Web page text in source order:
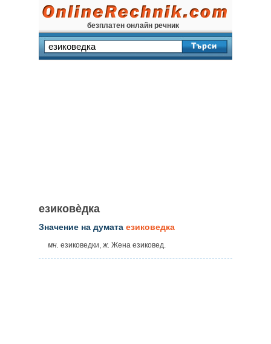
безплатен онлайн речник
езиковѐдка
Значение на думата езиковедка
мн. езиковедки,ж. Жена езиковед.